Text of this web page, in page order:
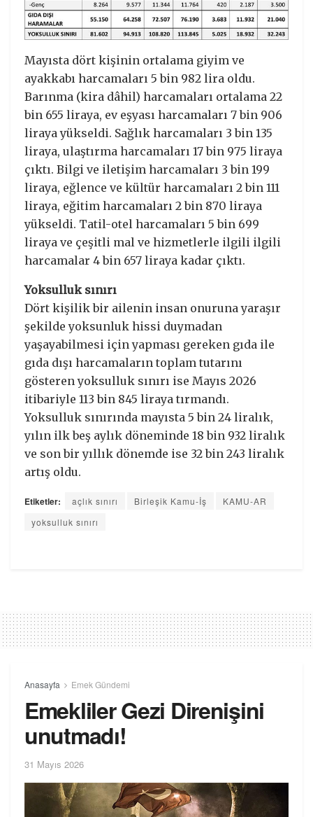
Mayısta dört kişinin ortalama giyim ve
ayakkabı harcamaları 5 bin 982 lira oldu.
Barınma (kira dâhil) harcamaları ortalama 22
bin 655 liraya, ev eşyası harcamaları 7 bin 906
liraya yükseldi. Sağlık harcamaları 3 bin 135
liraya, ulaştırma harcamaları 17 bin 975 liraya
çıktı. Bilgi ve iletişim harcamaları 3 bin 199
liraya, eğlence ve kültür harcamaları 2 bin 111
liraya, eğitim harcamaları 2 bin 870 liraya
yükseldi. Tatil-otel harcamaları 5 bin 699
liraya ve çeşitli mal ve hizmetlerle ilgili ilgili
harcamalar 4 bin 657 liraya kadar çıktı.
Yoksulluk sınırı
Dört kişilik bir ailenin insan onuruna yaraşır
şekilde yoksunluk hissi duymadan
yaşayabilmesi için yapması gereken gıda ile
gıda dışı harcamaların toplam tutarını
gösteren yoksulluk sınırı ise Mayıs 2026
itibariyle 113 bin 845 liraya tırmandı.
Yoksulluk sınırında mayısta 5 bin 24 liralık,
yılın ilk beş aylık döneminde 18 bin 932 liralık
ve son bir yıllık dönemde ise 32 bin 243 liralık
artış oldu.
Etiketler: açlık sınırı Birleşik Kamu-İş
KAMU-AR
yoksulluk sınırı
Anasayfa Emek Gündemi
Emekliler Gezi Direnişini
unutmadı!
31 Mayıs 2026